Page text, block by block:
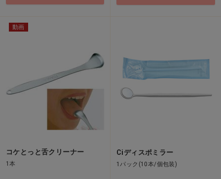
動画
コケとっと舌クリーナー
1本
Ciディスポミラー
1パック(10本/個包装)